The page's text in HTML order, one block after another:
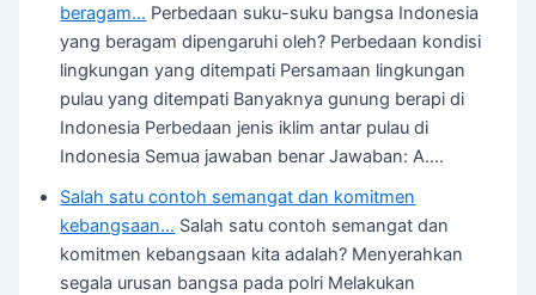
beragam… Perbedaan suku-suku bangsa Indonesia
yang beragam dipengaruhi oleh? Perbedaan kondisi
lingkungan yang ditempati Persamaan lingkungan
pulau yang ditempati Banyaknya gunung berapi di
Indonesia Perbedaan jenis iklim antar pulau di
Indonesia Semua jawaban benar Jawaban: A.…
Salah satu contoh semangat dan komitmen
kebangsaan… Salah satu contoh semangat dan
komitmen kebangsaan kita adalah? Menyerahkan
segala urusan bangsa pada polri Melakukan